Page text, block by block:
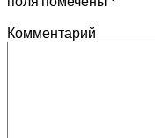
Комментарий